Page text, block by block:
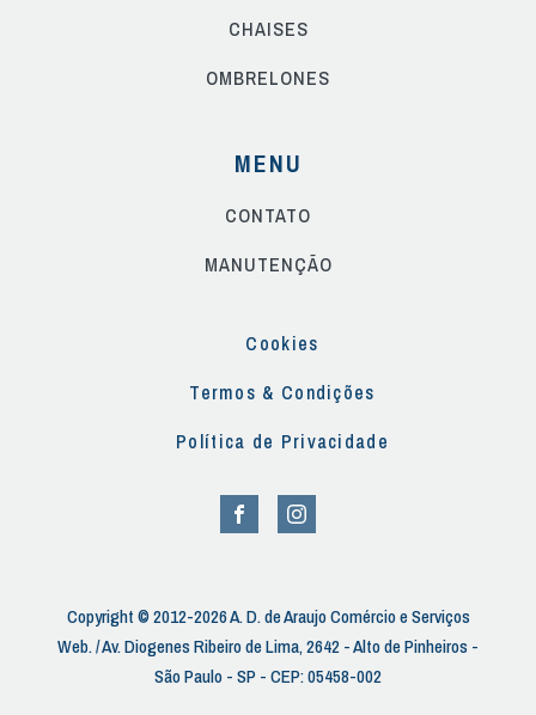
CHAISES
OMBRELONES
MENU
CONTATO
MANUTENÇÃO
Cookies
Termos & Condições
Política de Privacidade
Copyright © 2012-2026 A. D. de Araujo Comércio e Serviços
Web. / Av. Diogenes Ribeiro de Lima, 2642 - Alto de Pinheiros -
São Paulo - SP - CEP: 05458-002